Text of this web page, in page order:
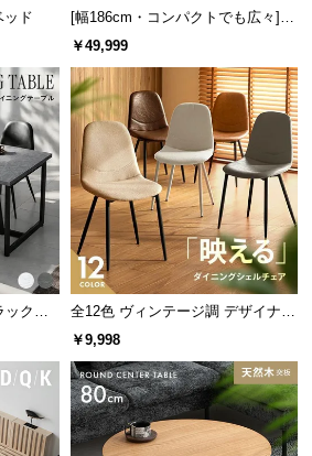
ッド
[幅186cm・コンパクトでも広々] 3
人掛けソファベッド リクライニン
グ 天然木フレーム 北欧
￥49,999
ックフ
4人掛
全12色 ヴィンテージ調 デザイナー
ズシェルチェア
￥9,998